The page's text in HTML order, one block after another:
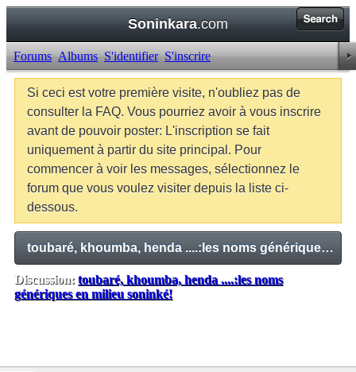
Soninkara.com
Forums Albums S'identifier S'inscrire
Si ceci est votre première visite, n'oubliez pas de
consulter la FAQ. Vous pourriez avoir à vous inscrire
avant de pouvoir poster: L'inscription se fait
uniquement à partir du site principal. Pour
commencer à voir les messages, sélectionnez le
forum que vous voulez visiter depuis la liste ci-
dessous.
toubaré, khoumba, henda ....:les noms génériques en milieu soninké!
Discussion: toubaré, khoumba, henda ....:les noms
génériques en milieu soninké!